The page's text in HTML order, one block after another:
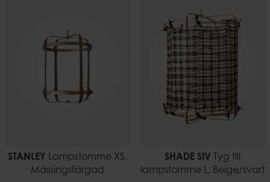
STANLEY Lampstomme XS,
Mässingsfärgad
SHADE SIV Tyg till
lampstomme L, Beige/svart